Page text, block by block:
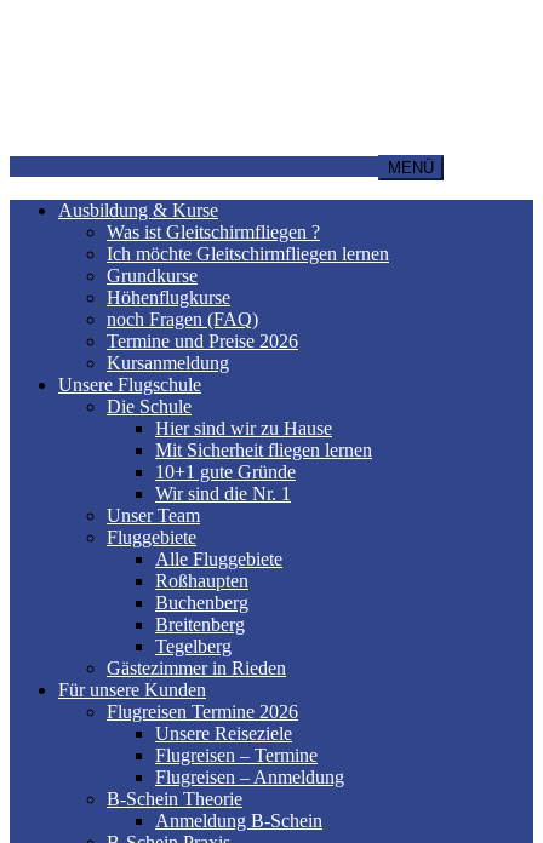
MENÜ
Ausbildung & Kurse
Was ist Gleitschirmfliegen ?
Ich möchte Gleitschirmfliegen lernen
Grundkurse
Höhenflugkurse
noch Fragen (FAQ)
Termine und Preise 2026
Kursanmeldung
Unsere Flugschule
Die Schule
Hier sind wir zu Hause
Mit Sicherheit fliegen lernen
10+1 gute Gründe
Wir sind die Nr. 1
Unser Team
Fluggebiete
Alle Fluggebiete
Roßhaupten
Buchenberg
Breitenberg
Tegelberg
Gästezimmer in Rieden
Für unsere Kunden
Flugreisen Termine 2026
Unsere Reiseziele
Flugreisen – Termine
Flugreisen – Anmeldung
B-Schein Theorie
Anmeldung B-Schein